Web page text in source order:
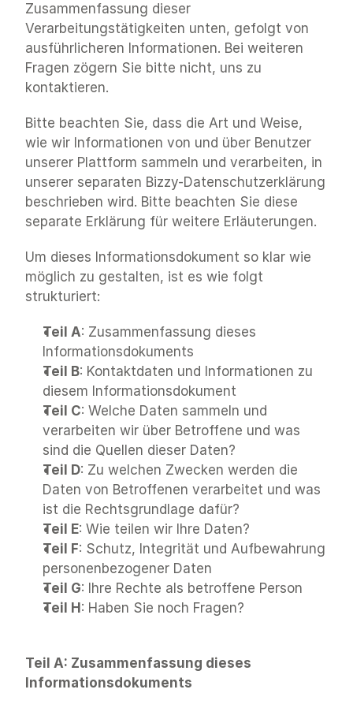
Zusammenfassung dieser
Verarbeitungstätigkeiten unten, gefolgt von
ausführlicheren Informationen. Bei weiteren
Fragen zögern Sie bitte nicht, uns zu
kontaktieren.
Bitte beachten Sie, dass die Art und Weise,
wie wir Informationen von und über Benutzer
unserer Plattform sammeln und verarbeiten, in
unserer separaten Bizzy-Datenschutzerklärung
beschrieben wird. Bitte beachten Sie diese
separate Erklärung für weitere Erläuterungen.
Um dieses Informationsdokument so klar wie
möglich zu gestalten, ist es wie folgt
strukturiert:
Teil A: Zusammenfassung dieses
Informationsdokuments
Teil B: Kontaktdaten und Informationen zu
diesem Informationsdokument
Teil C: Welche Daten sammeln und
verarbeiten wir über Betroffene und was
sind die Quellen dieser Daten?
Teil D: Zu welchen Zwecken werden die
Daten von Betroffenen verarbeitet und was
ist die Rechtsgrundlage dafür?
Teil E: Wie teilen wir Ihre Daten?
Teil F: Schutz, Integrität und Aufbewahrung
personenbezogener Daten
Teil G: Ihre Rechte als betroffene Person
Teil H : Haben Sie noch Fragen?
Teil A: Zusammenfassung dieses
Informationsdokuments